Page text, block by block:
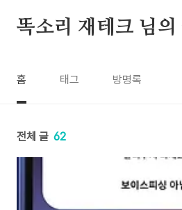
똑소리 재테크 님의
홈 태그 방명록
전체 글 62